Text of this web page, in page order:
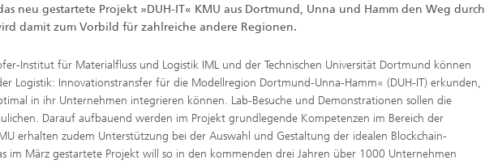
neu gestartete Projekt »DUH-IT« KMU aus Dortmund, Unna und Hamm den Weg durch
damit zum Vorbild für zahlreiche andere Regionen.
Institut für Materialfluss und Logistik IML und der Technischen Universität Dortmund können
Logistik: Innovationstransfer für die Modellregion Dortmund-Unna-Hamm« (DUH-IT) erkunden,
in ihr Unternehmen integrieren können. Lab-Besuche und Demonstrationen sollen die
Darauf aufbauend werden im Projekt grundlegende Kompetenzen im Bereich der
erhalten zudem Unterstützung bei der Auswahl und Gestaltung der idealen Blockchain-
im März gestartete Projekt will so in den kommenden drei Jahren über 1000 Unternehmen